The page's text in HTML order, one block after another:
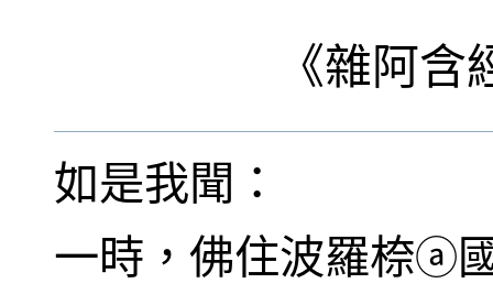
《雜阿含
如是我聞：
一時，佛住波羅㮈ⓐ